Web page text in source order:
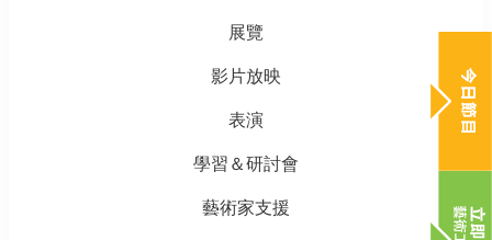
展覽
影片放映
表演
學習＆研討會
藝術家支援